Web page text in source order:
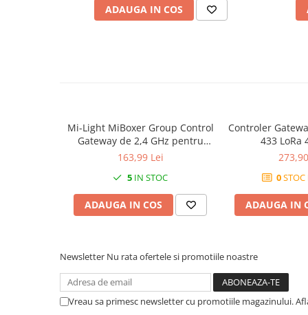
- RF: 2,4 GHzADAUGA IN COS
Mi-Light MiBoxer Group Control
Gateway de 2,4 GHz pentru
controlul zonei Smartlife
163,99 Lei
5 IN STOC
ADAUGA IN COS
Controler
433 LoRa
0STOC
ADAUGA IN
Newsletter Nu rata ofertele si promotiile noastre
Vreau sa primesc newsletter cu promotiile magazinului.